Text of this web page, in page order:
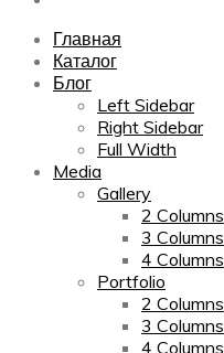
Главная
Каталог
Блог
Left Sidebar
Right Sidebar
Full Width
Media
Gallery
2 Columns
3 Columns
4 Columns
Portfolio
2 Columns
3 Columns
4 Columns